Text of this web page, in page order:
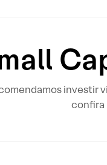
confira